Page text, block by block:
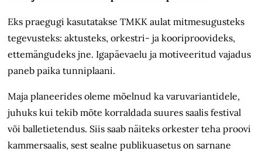
Eks praegugi kasutatakse TMKK aulat mitmesugusteks
tegevusteks: aktusteks, orkestri- ja kooriproovideks,
ettemängudeks jne. Igapäevaelu ja motiveeritud vajadus
paneb paika tunniplaani.
Maja planeerides oleme mõelnud ka varuvariantidele,
juhuks kui tekib mõte korraldada suures saalis festival
või balletietendus. Siis saab näiteks orkester teha proovi
kammersaalis, sest sealne publikuasetus on sarnane